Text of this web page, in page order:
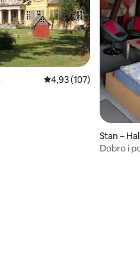
Prosječna ocjena:
4,93 (107)
Stan –
Dobro i